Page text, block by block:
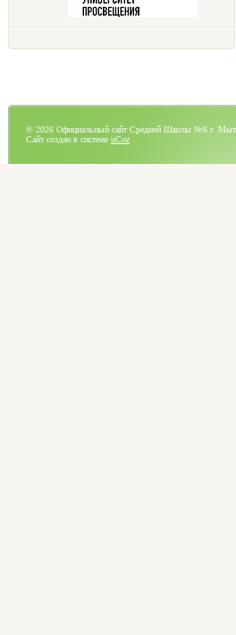
© 2026 Официальный сайт Средней Школы №6 г.
Сайт создан в системе uCoz